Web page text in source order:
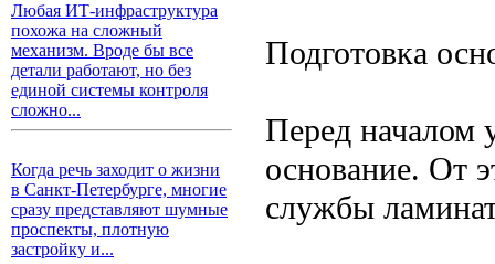
Любая ИТ-инфраструктура
похожа на сложный
механизм. Вроде бы все
детали работают, но без
единой системы контроля
сложно...
Когда речь заходит о жизни
в Санкт-Петербурге, многие
сразу представляют шумные
проспекты, плотную
застройку и...
Подготовка
Перед началом
основание. От
службы